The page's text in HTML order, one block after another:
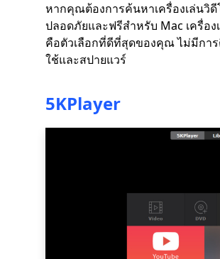
หากคุณต้องการค้นหาเครื่องเล่นวิ
ปลอดภัยและฟรีสำหรับ Mac เครื่อง
คือตัวเลือกที่ดีที่สุดของคุณ ไม่มีกา
ใช้และสปายแวร์
5KPlayer